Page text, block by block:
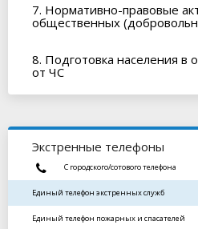
7. Нормативно-правовые
общественных
8. Подготовка населения в
от ЧС
Экстренные телефоны
С городского/сотового телефона
Единый телефон экстренных служб
Единый телефон пожарных и спасателей